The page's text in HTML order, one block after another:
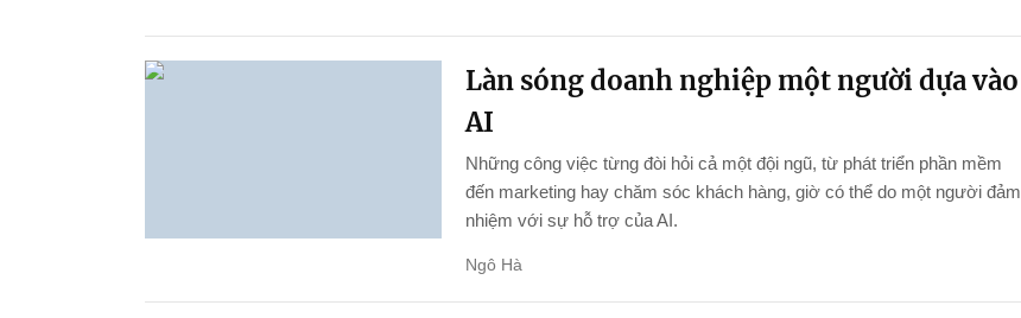
Làn sóng doanh nghiệp một người dựa vào
AI
Những công việc từng đòi hỏi cả một đội ngũ, từ phát triển phần mềm
đến marketing hay chăm sóc khách hàng, giờ có thể do một người đảm
nhiệm với sự hỗ trợ của AI.
Ngô Hà